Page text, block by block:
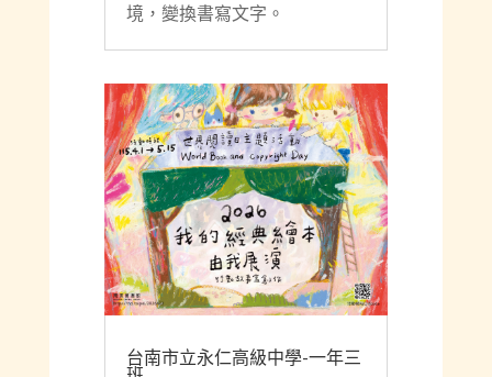
境，變換書寫文字。
台南市立永仁高級中學-一年三